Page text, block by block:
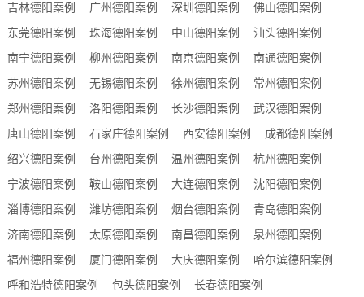
吉林德阳案例
广州德阳案例 深圳德阳案例
佛山德阳案例
东莞德阳案例
珠海德阳案例 中山德阳案例
汕头德阳案例
南宁德阳案例
柳州德阳案例 南京德阳案例
南通德阳案例
苏州德阳案例
无锡德阳案例 徐州德阳案例
常州德阳案例
郑州德阳案例
洛阳德阳案例 长沙德阳案例
武汉德阳案例
唐山德阳案例
石家庄德阳案例 西安德阳案例
成都德阳案例
绍兴德阳案例
台州德阳案例 温州德阳案例
杭州德阳案例
宁波德阳案例
鞍山德阳案例 大连德阳案例
沈阳德阳案例
淄博德阳案例
潍坊德阳案例 烟台德阳案例
青岛德阳案例
济南德阳案例
太原德阳案例 南昌德阳案例
泉州德阳案例
福州德阳案例
厦门德阳案例 大庆德阳案例
哈尔滨德阳案例
呼和浩特德阳案例
包头德阳案例 长春德阳案例